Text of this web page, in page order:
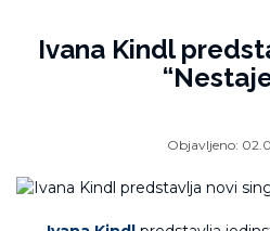
Ivana Kindl
Objavljeno: